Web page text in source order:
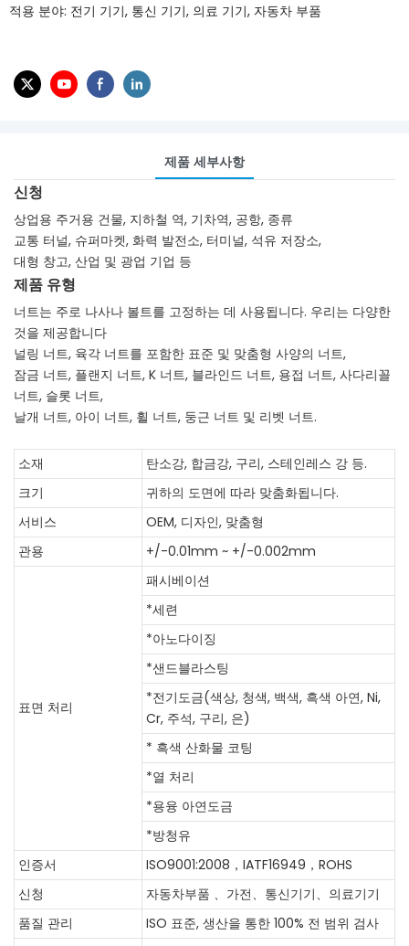
적용 분야: 전기 기기, 통신 기기, 의료 기기, 자동차 부품
제품 세부사항
신청
상업용 주거용 건물, 지하철 역, 기차역, 공항, 종류
교통 터널, 슈퍼마켓, 화력 발전소, 터미널, 석유 저장소,
대형 창고, 산업 및 광업 기업 등
제품 유형
너트는 주로 나사나 볼트를 고정하는 데 사용됩니다. 우리는 다양한
것을 제공합니다
널링 너트, 육각 너트를 포함한 표준 및 맞춤형 사양의 너트,
잠금 너트, 플랜지 너트, K 너트, 블라인드 너트, 용접 너트, 사다리꼴
너트, 슬롯 너트,
날개 너트, 아이 너트, 휠 너트, 둥근 너트 및 리벳 너트.
소재
탄소강, 합금강, 구리, 스테인레스 강 등.
크기
귀하의 도면에 따라 맞춤화됩니다.
서비스
OEM, 디자인, 맞춤형
관용
+/-0.01mm ~ +/-0.002mm
표면 처리
패시베이션
*세련
*아노다이징
*샌드블라스팅
*전기도금(색상, 청색, 백색, 흑색 아연, Ni,
Cr, 주석, 구리, 은)
* 흑색 산화물 코팅
*열 처리
*용융 아연도금
*방청유
인증서
ISO9001:2008，IATF16949，ROHS
신청
자동차부품 、가전、통신기기、의료기기
품질 관리
ISO 표준, 생산을 통한 100% 전 범위 검사